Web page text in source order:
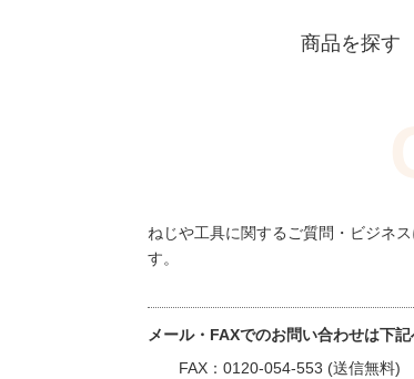
商品を探す
ねじや工具に関するご質問・ビジネ
す。
メール・FAXでのお問い合わせは下
FAX：0120-054-553 (送信無料)